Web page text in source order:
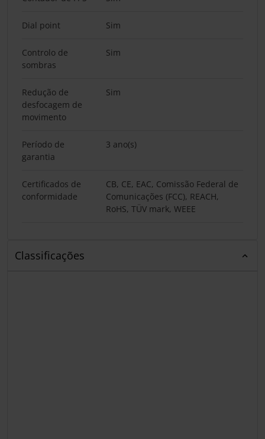
Dial point Sim
Controlo de
sombras
Sim
Redução de
desfocagem de
movimento
Sim
Período de
garantia
3 ano(s)
Certificados de
conformidade
CB, CE, EAC, Comissão Federal de
Comunicações (FCC), REACH,
RoHS, TÜV mark, WEEE
Classificações